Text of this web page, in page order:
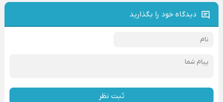
دیدگاه خود را بگذارید
ثبت نظر